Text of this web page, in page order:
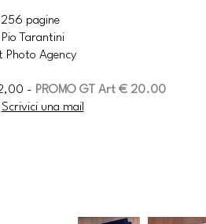
pagine
Tarantini
Photo Agency
- PROMO GT Art € 20.00
Scrivici una mail